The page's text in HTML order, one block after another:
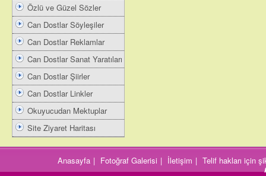
Özlü ve Güzel Sözler
Can Dostlar Söyleşiler
Can Dostlar Reklamlar
Can Dostlar Sanat Yaratıları
Can Dostlar Şiirler
Can Dostlar Linkler
Okuyucudan Mektuplar
Site Ziyaret Haritası
Anasayfa | Fotoğraf Galerisi | İletişim | Telif hakları için